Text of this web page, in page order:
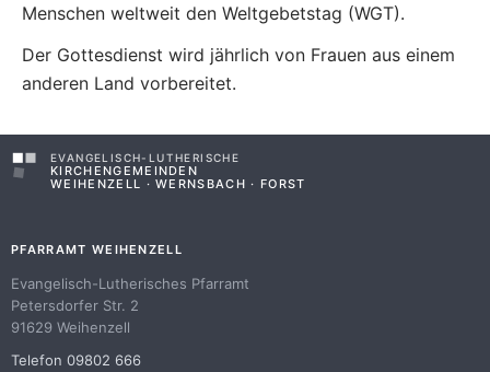
Menschen weltweit den Weltgebetstag (WGT).
Der Gottesdienst wird jährlich von Frauen aus einem
anderen Land vorbereitet.
EVANGELISCH-LUTHERISCHE
KIRCHENGEMEINDEN
WEIHENZELL · WERNSBACH · FORST
PFARRAMT WEIHENZELL
Evangelisch-Lutherisches Pfarramt
Petersdorfer Str. 2
91629 Weihenzell
Telefon 09802 666